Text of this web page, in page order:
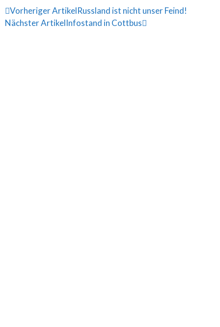
Vorheriger ArtikelRussland ist nicht unser Feind!
Nächster ArtikelInfostand in Cottbus